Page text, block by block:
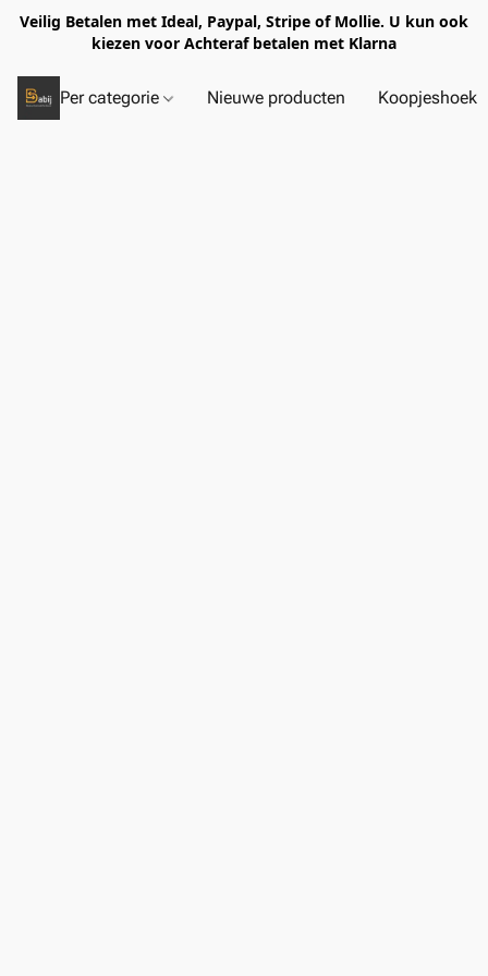
Veilig Betalen met Ideal, Paypal, Stripe of Mollie. U kun ook
kiezen voor Achteraf betalen met Klarna
Per categorie Nieuwe producten Koopjeshoek